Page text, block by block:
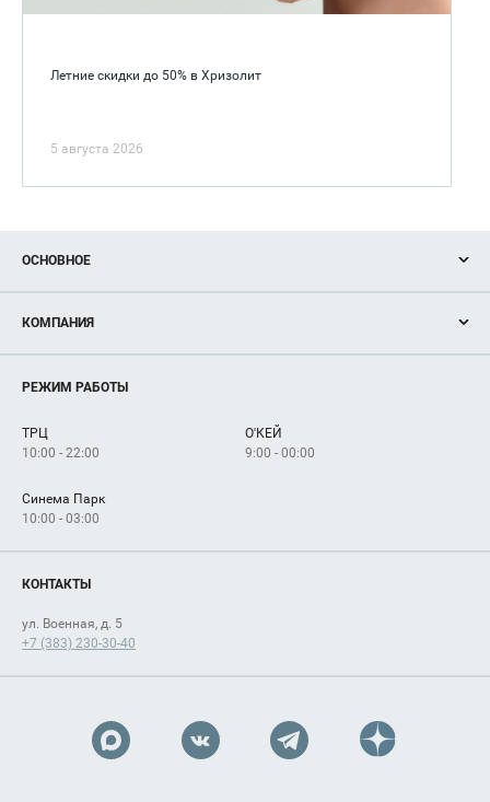
Летние скидки до 50% в Хризолит
5 августа 2026
ОСНОВНОЕ
Новости
Магазины
Услуги
КОМПАНИЯ
Рекламодателям
Как добраться
РЕЖИМ РАБОТЫ
ТРЦ
10:00 - 22:00
О'КЕЙ
9:00 - 00:00
Синема Парк
10:00 - 03:00
КОНТАКТЫ
ул. Военная, д. 5
+7 (383) 230-30-40